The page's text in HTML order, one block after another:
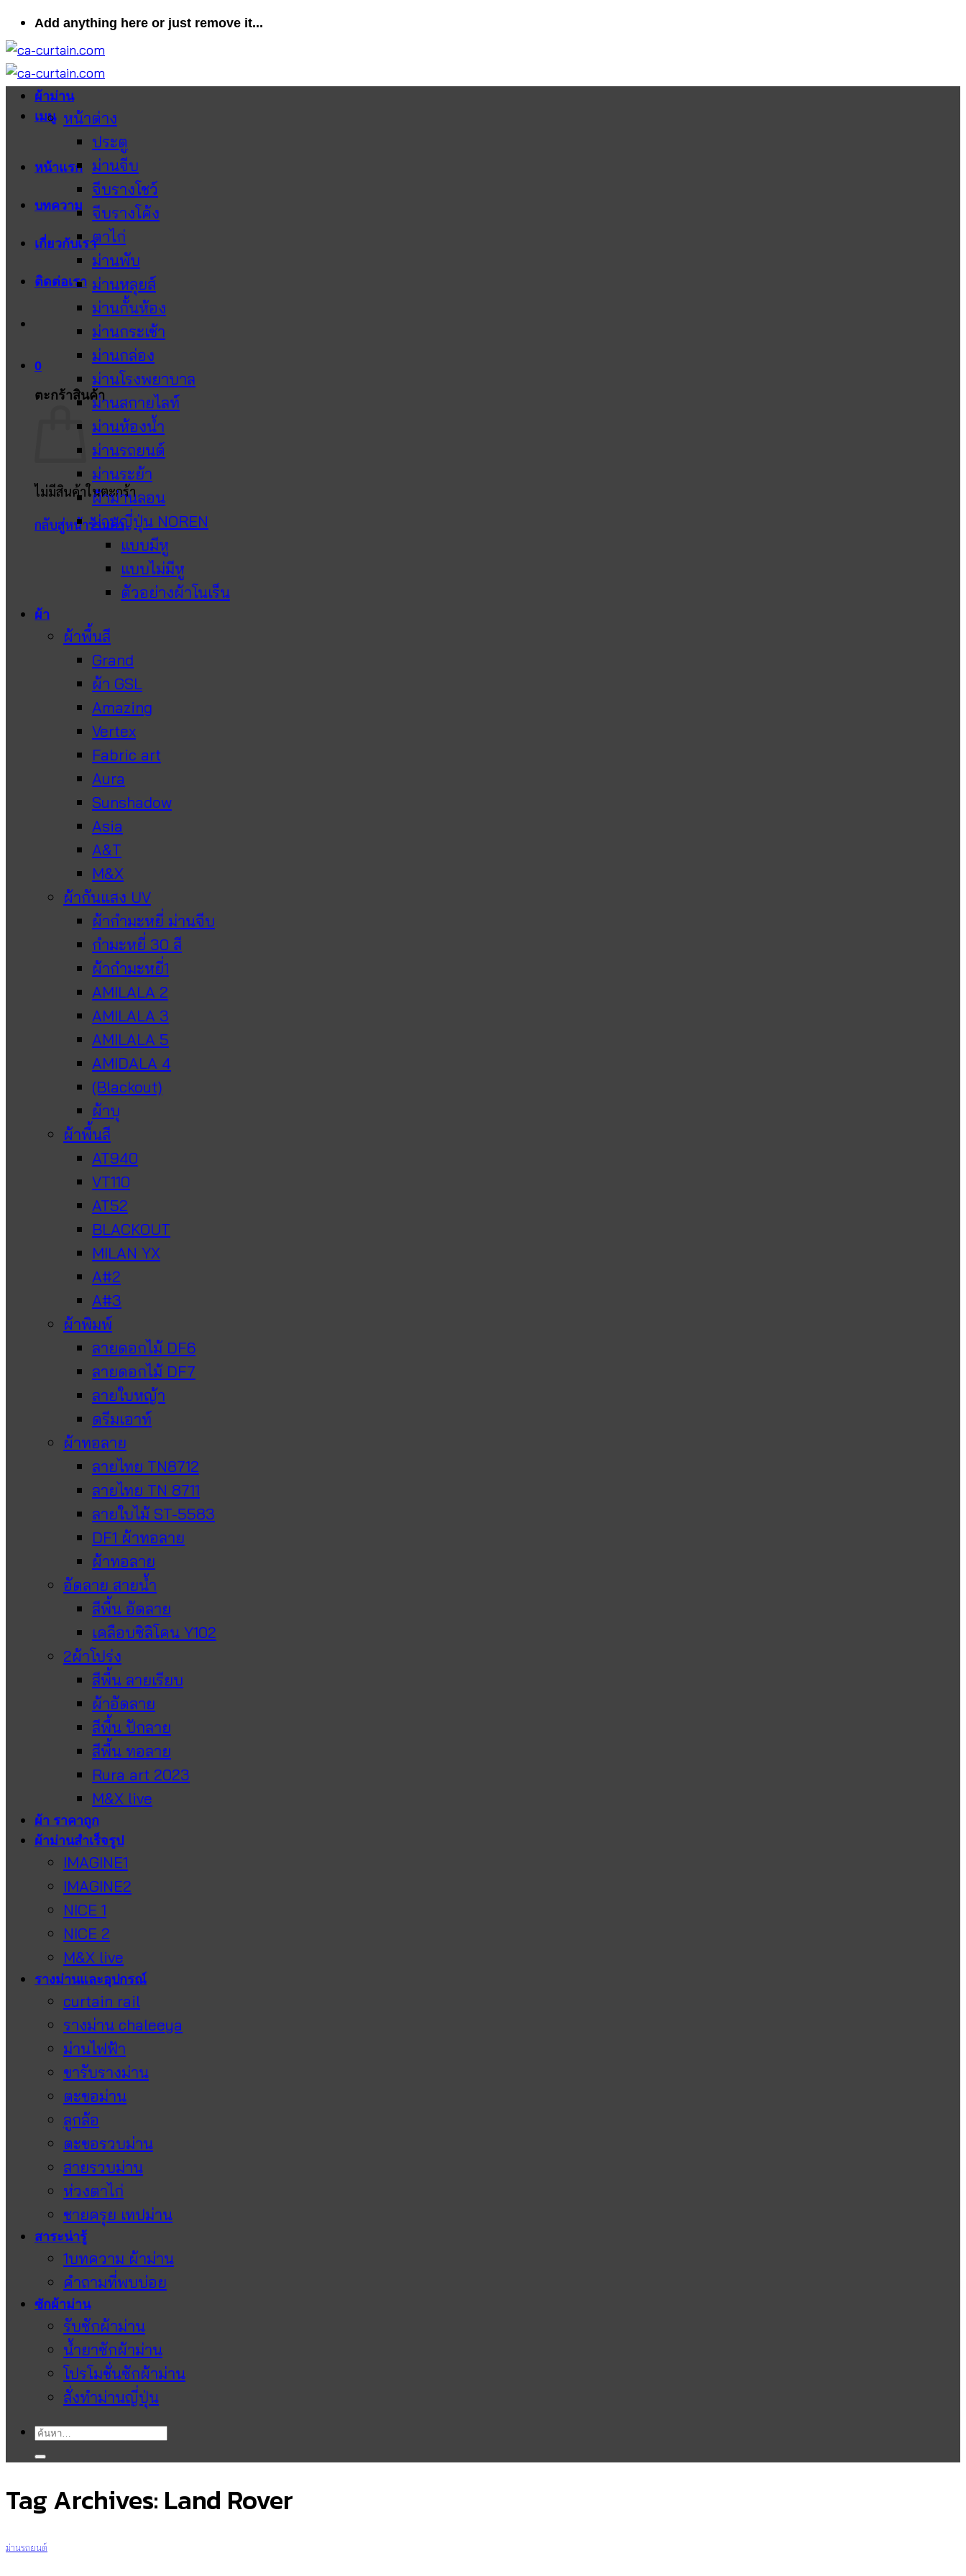
ข้าม
ไป
ยัง
เนื้อหา
Add anything here or just remove it...
เมนู
หน้าแรก
บทความ
เกี่ยวกับเรา
ติดต่อเรา
0
ตะกร้าสินค้า
ไม่มีสินค้าในตะกร้า
กลับสู่หน้าร้านค้า
ผ้าม่าน
หน้าต่าง
ประตู
ม่านจีบ
จีบรางโชว์
จีบรางโค้ง
ตาไก่
ม่านพับ
ม่านหลุยส์
ม่านกั้นห้อง
ม่านกระเช้า
ม่านกล่อง
ม่านโรงพยาบาล
ม่านสกายไลท์
ม่านห้องน้ำ
ม่านรถยนต์
ม่านระย้า
ผ้าม่านลอน
ม่านญี่ปุ่น NOREN
แบบมีหู
แบบไม่มีหู
ตัวอย่างผ้าโนเร็น
ผ้า
ผ้าพื้นสี
Grand
ผ้า GSL
Amazing
Vertex
Fabric art
Aura
Sunshadow
Asia
A&T
M&X
ผ้ากันแสง UV
ผ้ากำมะหยี่ ม่านจีบ
กำมะหยี่ 30 สี
ผ้ากำมะหยี่1
AMILALA 2
AMILALA 3
AMILALA 5
AMIDALA 4
(Blackout)
ผ้าบุ
ผ้าพื้นสี
AT940
VT110
AT52
BLACKOUT
MILAN YX
A#2
A#3
ผ้าพิมพ์
ลายดอกไม้ DF6
ลายดอกไม้ DF7
ลายใบหญ้า
ดรีมเอาท์
ผ้าทอลาย
ลายไทย TN8712
ลายไทย TN 8711
ลายใบไม้ ST-5583
DF1 ผ้าทอลาย
ผ้าทอลาย
อัดลาย สายน้ำ
สีพื้น อัดลาย
เคลือบซิลิโคน Y102
2ผ้าโปร่ง
สีพื้น ลายเรียบ
ผ้าอัดลาย
สีพื้น ปักลาย
สีพื้น ทอลาย
Rura art 2023
M&X live
ผ้า ราคาถูก
ผ้าม่านสำเร็จรูป
IMAGINE1
IMAGINE2
NICE 1
NICE 2
M&X live
รางม่านและอุปกรณ์
curtain rail
รางม่าน chaleeya
ม่านไฟฟ้า
ขารับรางม่าน
ตะขอม่าน
ลูกล้อ
ตะขอรวบม่าน
สายรวบม่าน
ห่วงตาไก่
ชายครุย เทปม่าน
สาระน่ารู้
1บทความ ผ้าม่าน
คำถามที่พบบ่อย
ซักผ้าม่าน
รับซักผ้าม่าน
น้ำยาซักผ้าม่าน
โปรโมชั่นซักผ้าม่าน
สั่งทำม่านญี่ปุ่น
ค้นหา:
Tag Archives: Land Rover
ม่านรถยนต์